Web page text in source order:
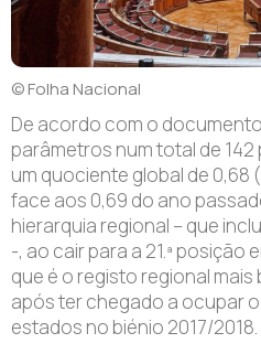
© Folha Nacional
De acordo com o
parâmetros num total de
um quociente global de 0,68
face aos 0,69 do ano
hierarquia regional – que
-, ao cair para a 21.ª posição
que é o registo regional mais
após ter chegado a ocupar o
estados no biénio 2017/2018.